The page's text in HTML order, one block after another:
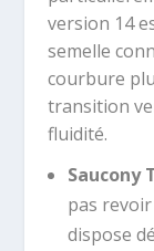
version 14
semelle
courbure
transition
fluidité.
Saucony
pas
dispose